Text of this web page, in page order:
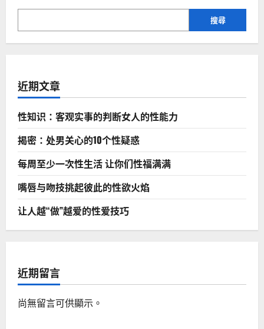
搜尋
近期文章
性知识：客观实事的判断女人的性能力
揭密：处男关心的10个性疑惑
每周至少一次性生活 让你们性福满满
嘴唇与吻技挑起彼此的性欲火焰
让人越“做”越爱的性爱技巧
近期留言
尚無留言可供顯示。